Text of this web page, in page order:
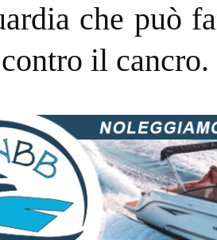
che può
il cancro.